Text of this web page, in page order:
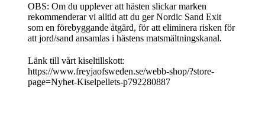
OBS: Om du upplever att hästen slickar marken
rekommenderar vi alltid att du ger Nordic Sand Exit
som en förebyggande åtgärd, för att eliminera risken för
att jord/sand ansamlas i hästens matsmältningskanal.
Länk till vårt kiseltillskott:
https://www.freyjaofsweden.se/webb-shop/?store-
page=Nyhet-Kiselpellets-p792280887